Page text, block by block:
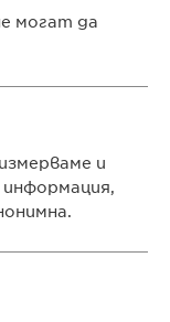
13
могат да
състоянието
на
и